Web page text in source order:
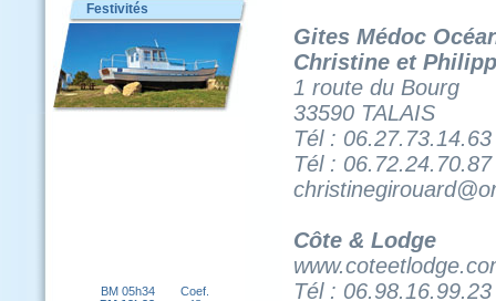
Gites Médoc
Christine et
1 route du Bourg
33590 TALAIS
Tél : 06.27.73.14.63
Tél : 06.72.24.70.87
Côte & Lodge
Tél : 06.98.16.99.23
Festivités